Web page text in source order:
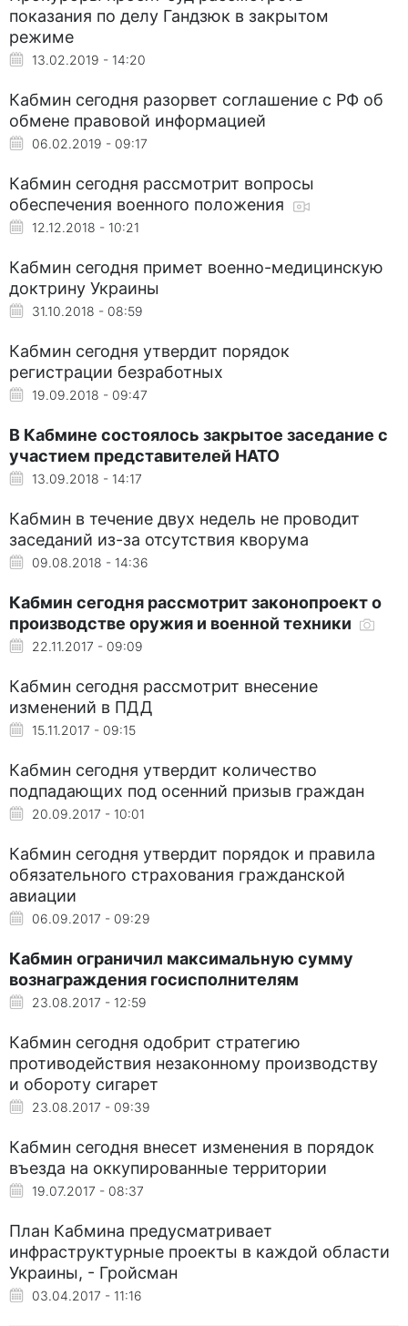
показания по делу Гандзюк в закрытом
режиме
13.02.2019 - 14:20
Кабмин сегодня разорвет соглашение с РФ об
обмене правовой информацией
06.02.2019 - 09:17
Кабмин сегодня рассмотрит вопросы
обеспечения военного положения
12.12.2018 - 10:21
Кабмин сегодня примет военно-медицинскую
доктрину Украины
31.10.2018 - 08:59
Кабмин сегодня утвердит порядок
регистрации безработных
19.09.2018 - 09:47
В Кабмине состоялось закрытое заседание с
участием представителей НАТО
13.09.2018 - 14:17
Кабмин в течение двух недель не проводит
заседаний из-за отсутствия кворума
09.08.2018 - 14:36
Кабмин сегодня рассмотрит законопроект о
производстве оружия и военной техники
22.11.2017 - 09:09
Кабмин сегодня рассмотрит внесение
изменений в ПДД
15.11.2017 - 09:15
Кабмин сегодня утвердит количество
подпадающих под осенний призыв граждан
20.09.2017 - 10:01
Кабмин сегодня утвердит порядок и правила
обязательного страхования гражданской
авиации
06.09.2017 - 09:29
Кабмин ограничил максимальную сумму
вознаграждения госисполнителям
23.08.2017 - 12:59
Кабмин сегодня одобрит стратегию
противодействия незаконному производству
и обороту сигарет
23.08.2017 - 09:39
Кабмин сегодня внесет изменения в порядок
въезда на оккупированные территории
19.07.2017 - 08:37
План Кабмина предусматривает
инфраструктурные проекты в каждой области
Украины, - Гройсман
03.04.2017 - 11:16